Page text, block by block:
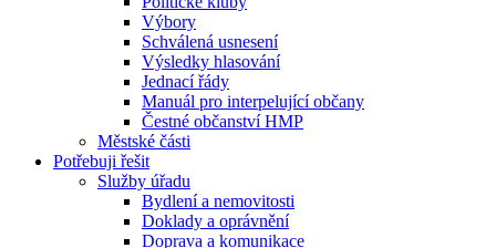
Výbory
Schválená usnesení
Výsledky hlasování
Jednací řády
Manuál pro interpelující občany
Čestné občanství HMP
Městské části
Potřebuji řešit
Služby úřadu
Bydlení a nemovitosti
Doklady a oprávnění
Doprava a komunikace